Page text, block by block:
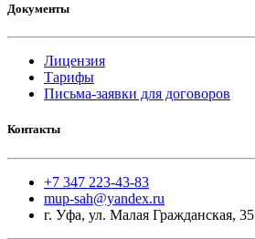
Документы
Лицензия
Тарифы
Письма-заявки для договоров
Контакты
+7 347 223-43-83
mup-sah@yandex.ru
г. Уфа, ул. Малая Гражданская, 35